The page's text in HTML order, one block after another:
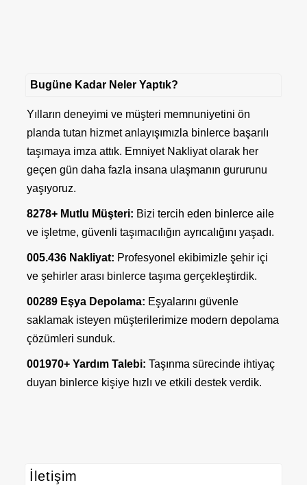
Bugüne Kadar Neler Yaptık?
Yılların deneyimi ve müşteri memnuniyetini ön
planda tutan hizmet anlayışımızla binlerce başarılı
taşımaya imza attık. Emniyet Nakliyatolarak her
geçen gün daha fazla insana ulaşmanın gururunu
yaşıyoruz.
8278+ Mutlu Müşteri: Bizi tercih eden binlerce aile
ve işletme, güvenli taşımacılığın ayrıcalığını yaşadı.
005.436 Nakliyat: Profesyonel ekibimizle şehir içi
ve şehirler arası binlerce taşıma gerçekleştirdik.
00289 Eşya Depolama: Eşyalarını güvenle
saklamak isteyen müşterilerimize modern depolama
çözümleri sunduk.
001970+ Yardım Talebi: Taşınma sürecinde ihtiyaç
duyan binlerce kişiye hızlı ve etkili destek verdik.
İletişim